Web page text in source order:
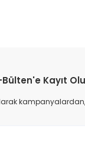
Bülten'e Kayıt